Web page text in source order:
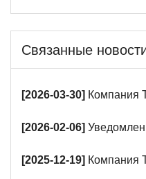
Связанные
[2026-03-30] Компания Tiger Head Battery Group, ведущий производитель
[2026-02-06] Уведомление о праздновании
[2025-12-19] Компания Tiger Head Battery приглашает